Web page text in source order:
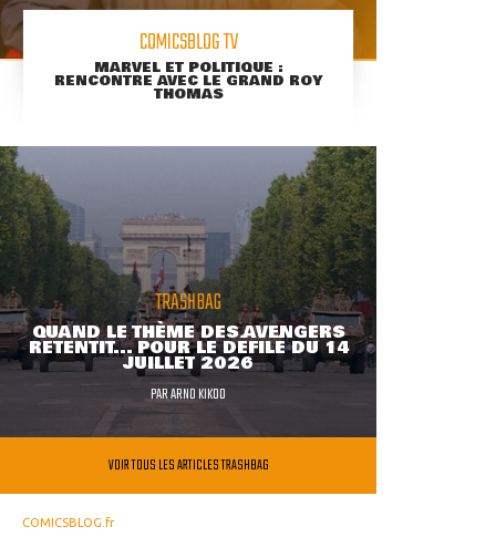
COMICSBLOG TV
MARVEL ET POLITIQUE :
RENCONTRE AVEC LE GRAND ROY
THOMAS
TRASHBAG
QUAND LE THÈME DES AVENGERS
RETENTIT... POUR LE DÉFILÉ DU 14
JUILLET 2026
PARARNO KIKOO
VOIR TOUS LES ARTICLES TRASHBAG
COMICSBLOG.fr